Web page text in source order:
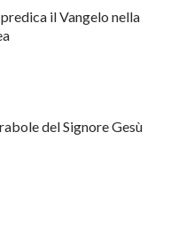
il Vangelo nella
del Signore Gesù